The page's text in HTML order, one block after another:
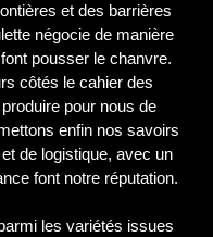
et des barrières
négocie de manière
pousser le chanvre.
côtés le cahier des
pour nous de
enfin nos savoirs
de logistique, avec un
font notre réputation.
les variétés issues